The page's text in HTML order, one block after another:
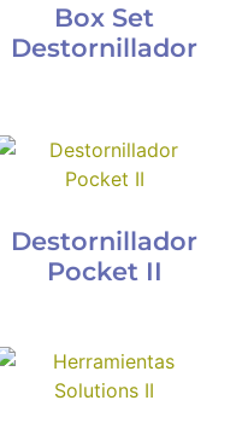
Box Set
Destornillador
Destornillador
Pocket II